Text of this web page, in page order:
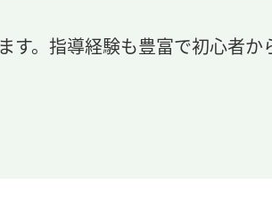
す。指導経験も豊富で初心者か